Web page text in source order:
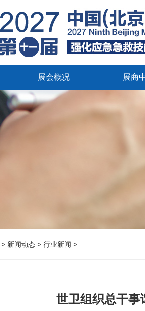
展会概况 展商
> 新闻动态 > 行业新闻 >
世卫组织总干事